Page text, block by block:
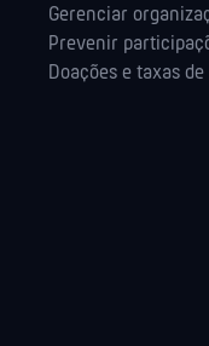
Gerenciar
Prevenir
Doações e taxas